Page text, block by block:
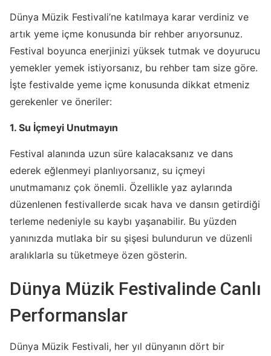
Dünya Müzik Festivali’ne katılmaya karar verdiniz ve
artık yeme içme konusunda bir rehber arıyorsunuz.
Festival boyunca enerjinizi yüksek tutmak ve doyurucu
yemekler yemek istiyorsanız, bu rehber tam size göre.
İşte festivalde yeme içme konusunda dikkat etmeniz
gerekenler ve öneriler:
1. Su İçmeyi Unutmayın
Festival alanında uzun süre kalacaksanız ve dans
ederek eğlenmeyi planlıyorsanız, su içmeyi
unutmamanız çok önemli. Özellikle yaz aylarında
düzenlenen festivallerde sıcak hava ve dansın getirdiği
terleme nedeniyle su kaybı yaşanabilir. Bu yüzden
yanınızda mutlaka bir su şişesi bulundurun ve düzenli
aralıklarla su tüketmeye özen gösterin.
Dünya Müzik Festivalinde Canlı
Performanslar
Dünya Müzik Festivali, her yıl dünyanın dört bir